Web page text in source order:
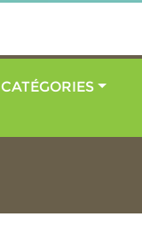
CATÉGORIES